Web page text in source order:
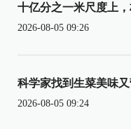
十亿分之一米尺度上
2026-08-05 09:26
科学家找到生菜美味
2026-08-05 09:24